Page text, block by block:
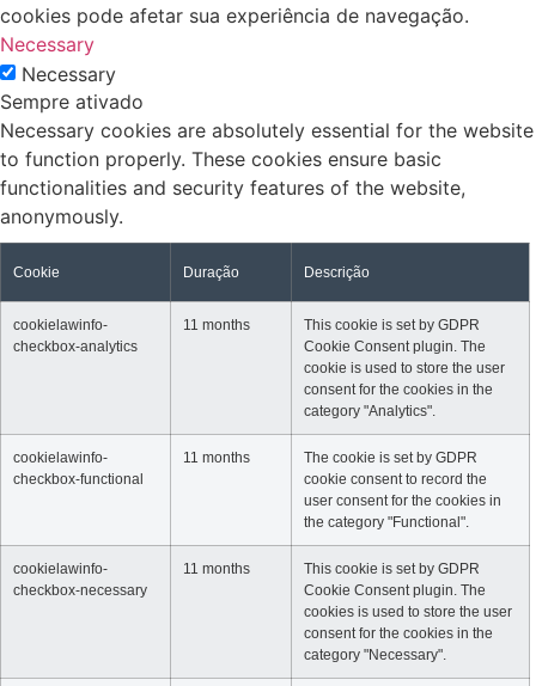
cookies pode afetar sua experiência de navegação.
Necessary
Necessary
Sempre ativado
Necessary cookies are absolutely essential for the website
to function properly. These cookies ensure basic
functionalities and security features of the website,
anonymously.
Cookie Duração Descrição
cookielawinfo-
checkbox-analytics
11 months
This cookie is set by GDPR
Cookie Consent plugin. The
cookie is used to store the user
consent for the cookies in the
category "Analytics".
cookielawinfo-
checkbox-functional
11 months
The cookie is set by GDPR
cookie consent to record the
user consent for the cookies in
the category "Functional".
cookielawinfo-
checkbox-necessary
11 months
This cookie is set by GDPR
Cookie Consent plugin. The
cookies is used to store the user
consent for the cookies in the
category "Necessary".